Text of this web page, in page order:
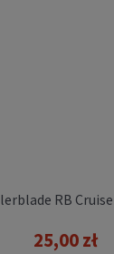
RB
25,00 zł